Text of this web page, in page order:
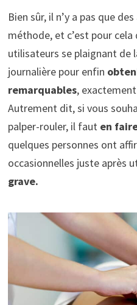
Bien sûr, il n’y a pas que
méthode, et c’est pour cela
utilisateurs se plaignant de
journalière pour enfin
remarquables,
Autrement dit, si vous
palper-rouler, il fauten
quelques personnes ont
occasionnelles juste après
grave.